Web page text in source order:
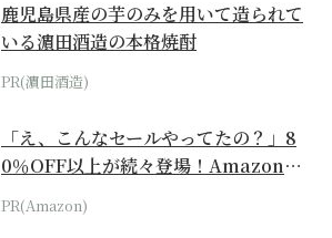
鹿児島県産の芋のみを用いて造られて
いる濵田酒造の本格焼酎
PR(濵田酒造)
「え、こんなセールやってたの？」8
0％OFF以上が続々登場！Amazonの
本気が...
PR(Amazon)